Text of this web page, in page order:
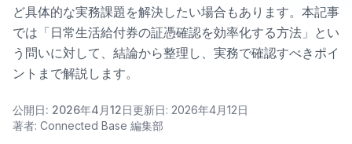
ど具体的な実務課題を解決したい場合もあります。本記事
では「日常生活給付券の証憑確認を効率化する方法」とい
う問いに対して、結論から整理し、実務で確認すべきポイ
ントまで解説します。
公開日: 2026年4月12日更新日: 2026年4月12日
著者: Connected Base 編集部